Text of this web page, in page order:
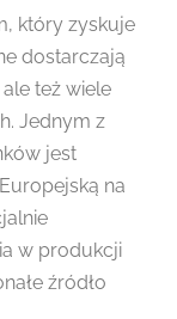
który zyskuje
dostarczają
też wiele
Jednym z
jest
na
w produkcji
źródło